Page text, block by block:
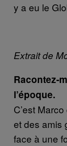
y a eu le
Extrait de
Racontez-
l’époque.
C’est
et des amis
face à une